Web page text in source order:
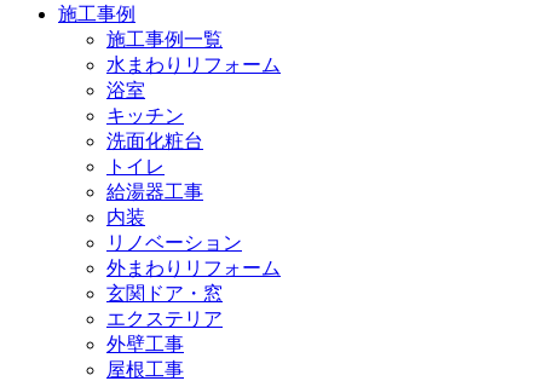
施工事例
施工事例一覧
水まわりリフォーム
浴室
キッチン
洗面化粧台
トイレ
給湯器工事
内装
リノベーション
外まわりリフォーム
玄関ドア・窓
エクステリア
外壁工事
屋根工事